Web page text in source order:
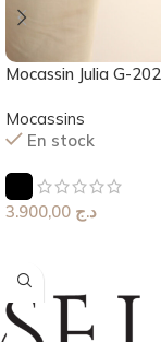
Mocassin Julia G-202
Mocassins
En stock
د.ج